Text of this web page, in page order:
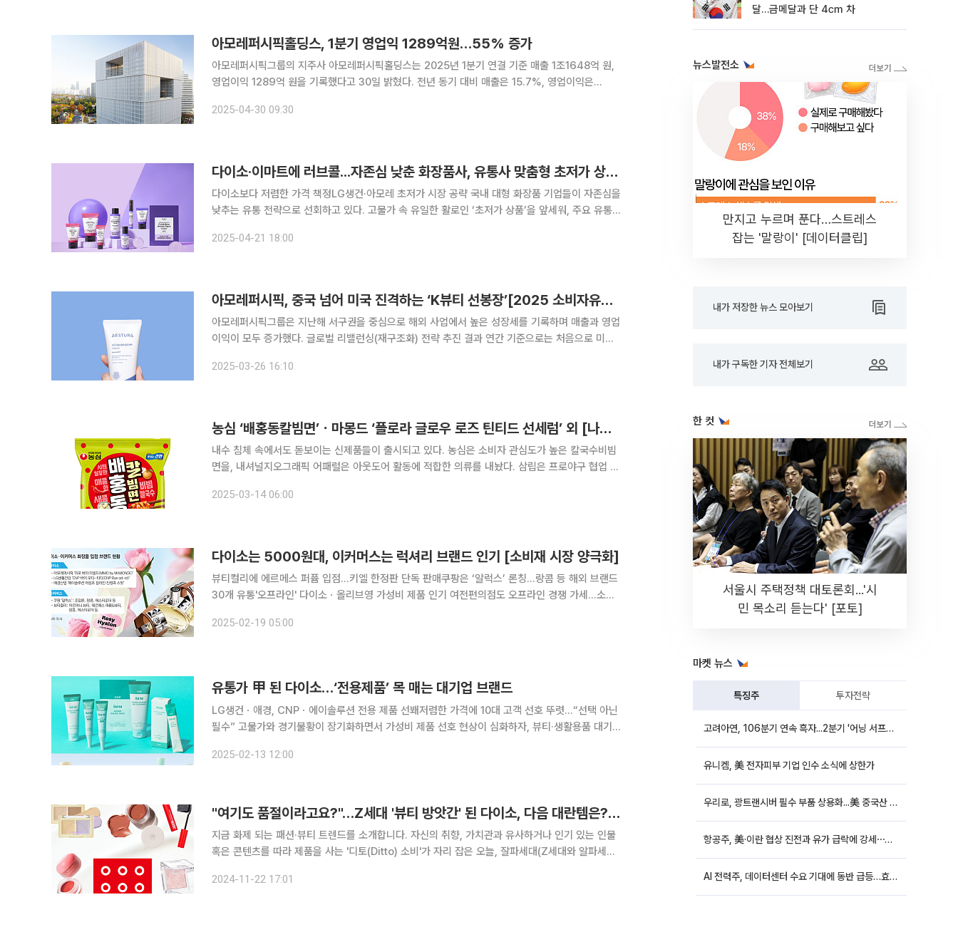
아모레퍼시픽홀딩스, 1분기 영업익 1289억원…55% 증가
아모레퍼시픽그룹의 지주사 아모레퍼시픽홀딩스는 2025년 1분기 연결 기준 매출 1조1648억 원,
영업이익 1289억 원을 기록했다고 30일 밝혔다. 전년 동기 대비 매출은 15.7%, 영업이익은
억 원으로 집계됐다. 전년 동기 대비 매출은 17.
2025-04-30 09:30
다이소·이마트에 러브콜...자존심 낮춘 화장품사, 유통사 맞춤형 초저가 상품 확대
다이소보다 저렴한 가격 책정LG생건·아모레 초저가 시장 공략 국내 대형 화장품 기업들이 자존심을
낮추는 유통 전략으로 선회하고 있다. 고물가 속 유일한 활로인 ‘초저가 상품’을 앞세워, 주요 유통채
브랜드 ‘글로우:업 바이 비욘드’(글로우업)를 출시했다.
2025-04-21 18:00
아모레퍼시픽, 중국 넘어 미국 진격하는 ‘K뷰티 선봉장’[2025 소비자유통대상]
아모레퍼시픽그룹은 지난해 서구권을 중심으로 해외 사업에서 높은 성장세를 기록하며 매출과 영업
이익이 모두 증가했다. 글로벌 리밸런싱(재구조화) 전략 추진 결과 연간 기준으로는 처음으로 미주
(AESTURA)’가 미국 시장에 본격 진출하며 글로벌 사업 확장을 가속 중
2025-03-26 16:10
농심 ‘배홍동칼빔면’ㆍ마몽드 ‘플로라 글로우 로즈 틴티드 선세럼’ 외 [나왔다 신상]
내수 침체 속에서도 돋보이는 신제품들이 출시되고 있다. 농심은 소비자 관심도가 높은 칼국수비빔
면을, 내셔널지오그래픽 어패럴은 아웃도어 활동에 적합한 의류를 내놨다. 삼립은 프로야구 협업 빵
2025-03-14 06:00
다이소는 5000원대, 이커머스는 럭셔리 브랜드 인기 [소비재 시장 양극화]
뷰티컬리에 에르메스 퍼퓸 입점…키엘 한정판 단독 판매쿠팡은 ‘알럭스’ 론칭…랑콤 등 해외 브랜드
30개 유통'오프라인' 다이소ㆍ올리브영 가성비 제품 인기 여전편의점도 오프라인 경쟁 가세…소용
다. 오프라인에서는 다이소·CJ올리브영 등을 중심으로 가성비 제품이 여전
2025-02-19 05:00
유통가 甲 된 다이소…‘전용제품’ 목 매는 대기업 브랜드
LG생건ㆍ애경, CNPㆍ에이솔루션 전용 제품 선봬저렴한 가격에 10대 고객 선호 뚜렷…“선택 아닌
필수” 고물가와 경기불황이 장기화하면서 가성비 제품 선호 현상이 심화하자, 뷰티·생활용품 대기업
수하기에 ‘전용 제품’ 별도제조라는 수고가 뒤따른다는 점이다.
2025-02-13 12:00
"여기도 품절이라고요?"…Z세대 '뷰티 방앗간' 된 다이소, 다음 대란템은? [솔드아웃]
지금 화제 되는 패션·뷰티 트렌드를 소개합니다. 자신의 취향, 가치관과 유사하거나 인기 있는 인물
혹은 콘텐츠를 따라 제품을 사는 '디토(Ditto) 소비'가 자리 잡은 오늘, 잘파세대(Z세대와 알파세대
들린 탄식입니다. 제품을 문의한 고객에게 직원이
2024-11-22 17:01
달…금메달과 단 4㎝ 차
뉴스발전소
만지고 누르며 푼다…스트레스
잡는 '말랑이' [데이터클립]
내가 저장한 뉴스 모아보기
내가 구독한 기자 전체보기
한 컷
서울시 주택정책 대토론회...'시
민 목소리 듣는다' [포토]
마켓 뉴스
특징주 투자전략
고려아연, 106분기 연속 흑자...2분기 '어닝 서프라이즈'에 장 초반 12%대 강세
유니켐, 美 전자피부 기업 인수 소식에 상한가
우리로, 광트랜시버 필수 부품 상용화...美 중국산 퇴출 추진에 상승세
항공주, 美·이란 협상 진전과 유가 급락에 강세⋯한진칼 8%↑
AI 전력주, 데이터센터 수요 기대에 동반 급등…효성중공업 10%↑